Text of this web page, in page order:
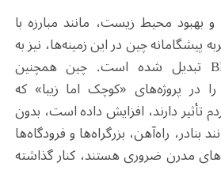
بهبود محیط زیست، مانند مبارزه با
پیشگامانه چین در این زمینه‌ها، نیز به
تبدیل شده است. چین همچنین
در پروژه‌های «کوچک اما زیبا» که
دارند، افزایش داده است، بدون
بنادر، راه‌آهن، بزرگراه‌ها و فرودگاه‌ها
مدرن ضروری هستند، کنار گذاشته